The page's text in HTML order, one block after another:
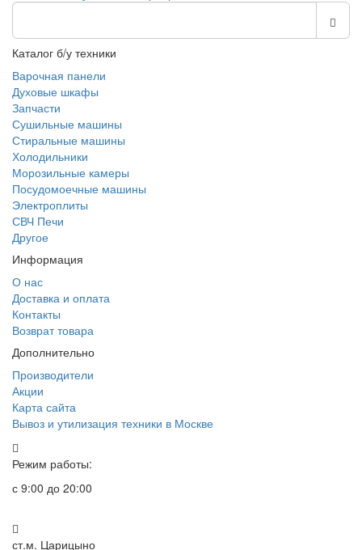
Каталог б/у техники
Варочная панели
Духовые шкафы
Запчасти
Сушильные машины
Стиральные машины
Холодильники
Морозильные камеры
Посудомоечные машины
Электроплиты
СВЧ Печи
Другое
Информация
О нас
Доставка и оплата
Контакты
Возврат товара
Дополнительно
Производители
Акции
Карта сайта
Вывоз и утилизация техники в Москве
Режим работы:
с 9:00 до 20:00
ст.м. Царицыно